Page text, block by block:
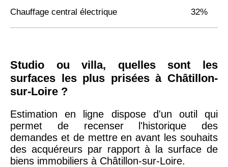
Chauffage central électrique 32%
Studio ou villa, quelles sont les
surfaces les plus prisées à Châtillon-
sur-Loire ?
Estimation en ligne dispose d'un outil qui
permet de recenser l'historique des
demandes et de mettre en avant les souhaits
des acquéreurs par rapport à la surface de
biens immobiliers à Châtillon-sur-Loire.